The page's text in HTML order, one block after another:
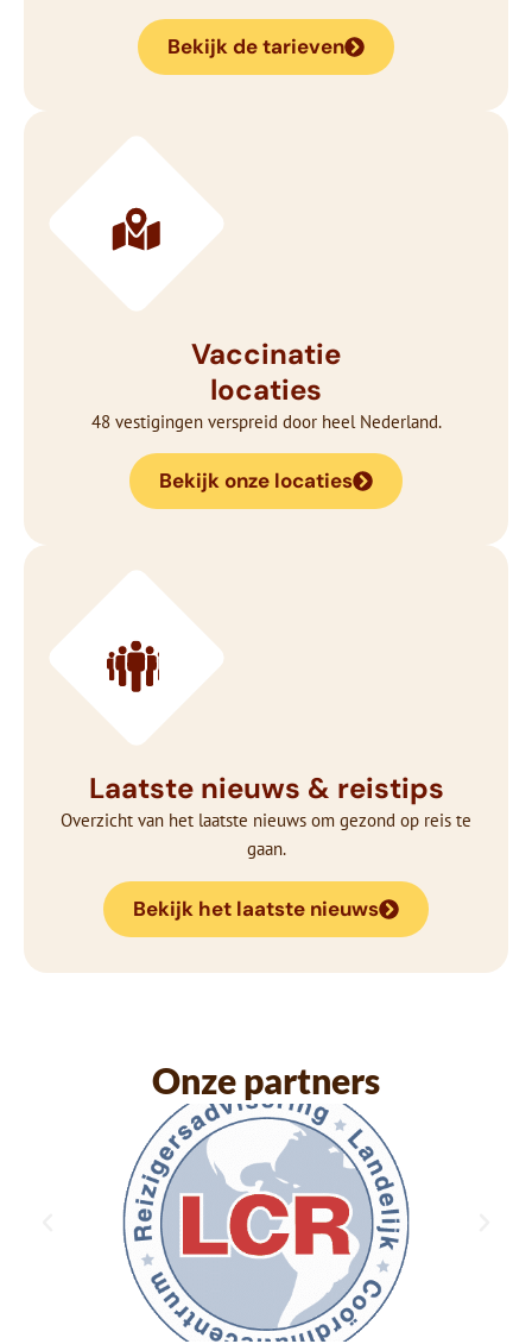
Bekijk de tarieven
Vaccinatie
locaties
48 vestigingen verspreid door heel Nederland.
Bekijk onze locaties
Laatste nieuws & reistips
Overzicht van het laatste nieuws om gezond op reis te
gaan.
Bekijk het laatste nieuws
Onze partners